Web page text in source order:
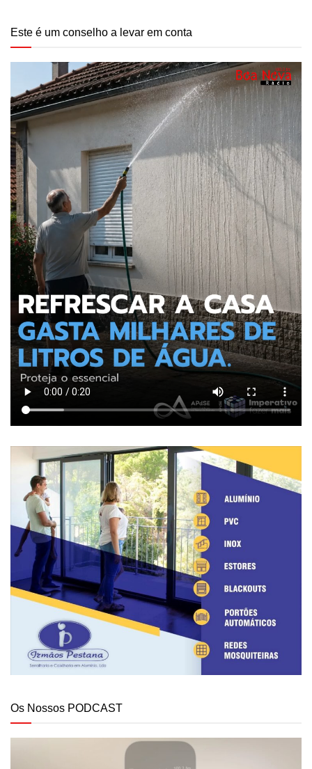
Este é um conselho a levar em conta
Os Nossos PODCAST